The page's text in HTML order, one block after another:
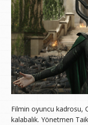
Filmin oyuncu kadrosu,
kalabalık. Yönetmen